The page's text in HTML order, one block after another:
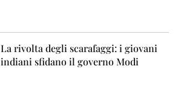
La rivolta degli scarafaggi: i giovani
indiani sfidano il governo Modi